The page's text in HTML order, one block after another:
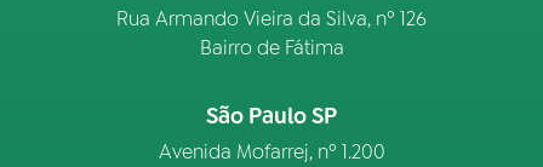
Rua Armando Vieira da Silva, nº 126
Bairro de Fátima
São Paulo SP
Avenida Mofarrej, nº 1.200